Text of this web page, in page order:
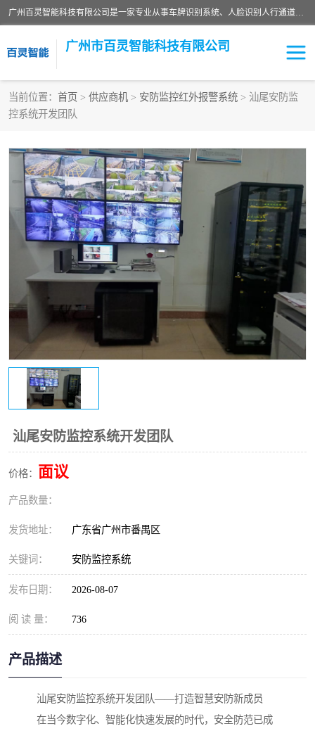
广州百灵智能科技有限公司是一家专业从事车牌识别系统、人脸识别人行通道、安防监控交通设施、停车场智能管理系统、停车场云平台、车牌识别一体机、自动道闸、通道设备、交通设施及交通划线等产品研发、生产和销售的高新技术企业。
广州市百灵智能科技有限公司
当前位置： 首页 > 供应商机 > 安防监控红外报警系统 > 汕尾安防监
控系统开发团队
汕尾安防监控系统开发团队
价格： 面议
产品数量：
发货地址： 广东省广州市番禺区
关键词： 安防监控系统
发布日期： 2026-08-07
阅 读 量： 736
产品描述
汕尾安防监控系统开发团队——打造智慧安防新成员
在当今数字化、智能化快速发展的时代，安全防范已成
安防监控红外报警系统
人脸识别系统